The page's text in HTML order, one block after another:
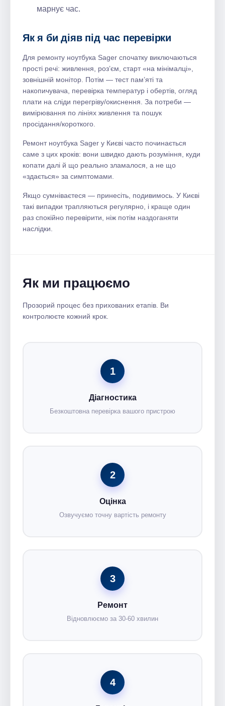
марнує час.
Як я би діяв під час перевірки
Для ремонту ноутбука Sager спочатку виключаються
прості речі: живлення, роз’єм, старт «на мінімалці»,
зовнішній монітор. Потім — тест пам’яті та
накопичувача, перевірка температур і обертів, огляд
плати на сліди перегріву/окиснення. За потреби —
вимірювання по лініях живлення та пошук
просідання/короткого.
Ремонт ноутбука Sager у Києві часто починається
саме з цих кроків: вони швидко дають розуміння, куди
копати далі й що реально зламалося, а не що
«здається» за симптомами.
Якщо сумніваєтеся — принесіть, подивимось. У Києві
такі випадки трапляються регулярно, і краще один
раз спокійно перевірити, ніж потім наздоганяти
наслідки.
Як ми працюємо
Прозорий процес без прихованих етапів. Ви
контролюєте кожний крок.
1
Діагностика
Безкоштовна перевірка вашого пристрою
2
Оцінка
Озвучуємо точну вартість ремонту
3
Ремонт
Відновлюємо за 30-60 хвилин
4